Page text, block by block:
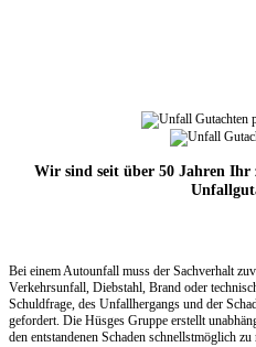
Wir sind seit über 50 Jahren
Bei einem Autounfall muss der Sachverhalt
Verkehrsunfall, Diebstahl, Brand oder
Schuldfrage, des Unfallhergangs und der
gefordert. Die Hüsges Gruppe erstellt
den entstandenen Schaden schnellstmöglich zu